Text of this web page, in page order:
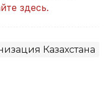
здесь.
Казахстана